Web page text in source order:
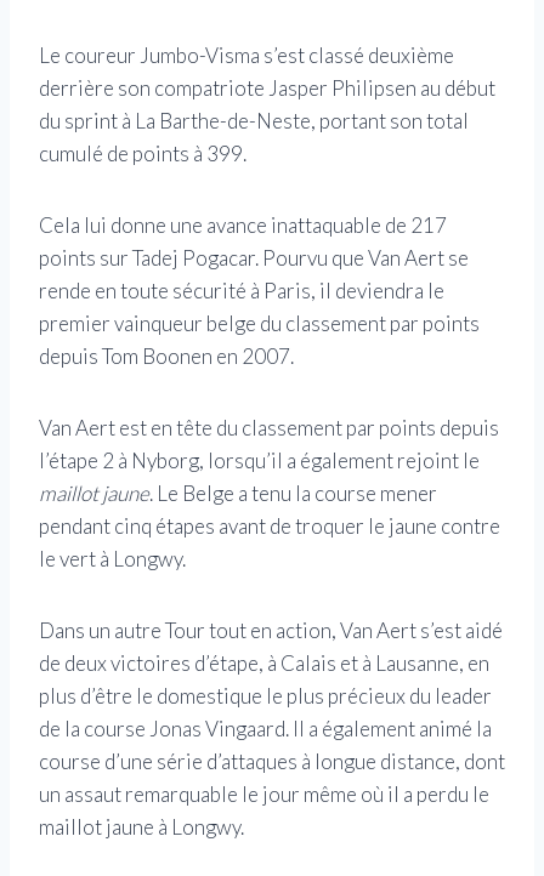
Le coureur Jumbo-Visma s’est classé deuxième
derrière son compatriote Jasper Philipsen au début
du sprint à La Barthe-de-Neste, portant son total
cumulé de points à 399.
Cela lui donne une avance inattaquable de 217
points sur Tadej Pogacar. Pourvu que Van Aert se
rende en toute sécurité à Paris, il deviendra le
premier vainqueur belge du classement par points
depuis Tom Boonen en 2007.
Van Aert est en tête du classement par points depuis
l’étape 2 à Nyborg, lorsqu’il a également rejoint le
maillot jaune. Le Belge a tenu la course mener
pendant cinq étapes avant de troquer le jaune contre
le vert à Longwy.
Dans un autre Tour tout en action, Van Aert s’est aidé
de deux victoires d’étape, à Calais et à Lausanne, en
plus d’être le domestique le plus précieux du leader
de la course Jonas Vingaard. Il a également animé la
course d’une série d’attaques à longue distance, dont
un assaut remarquable le jour même où il a perdu le
maillot jaune à Longwy.